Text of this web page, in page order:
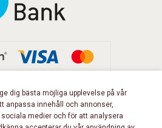
OSS PÅ FACEBOOK!
dig bästa möjliga upplevelse på vår
anpassa innehåll och annonser,
medier och för att analysera